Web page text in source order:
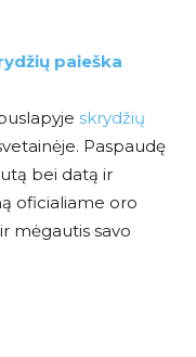
paieška
skrydžių
Paspaudę
bei datą ir
oficialiame oro
mėgautis savo